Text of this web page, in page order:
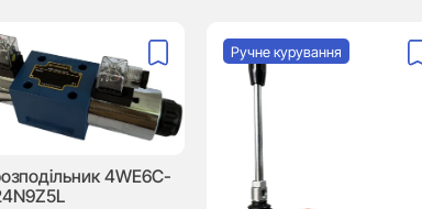
4WE6C-
Ручне курування